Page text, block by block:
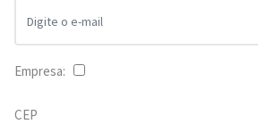
Empresa:
CEP